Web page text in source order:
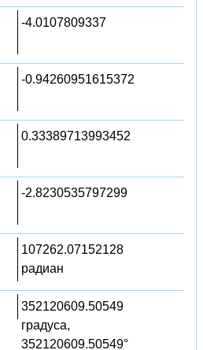
-4.0107809337
-0.94260951615372
0.33389713993452
-2.8230535797299
107262.07152128
радиан
352120609.50549
градуса,
352120609.50549°